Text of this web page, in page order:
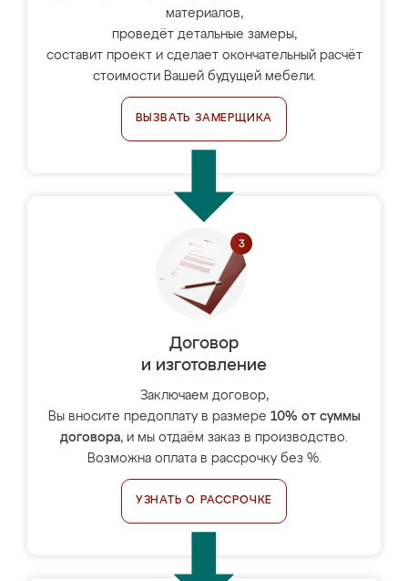
материалов,
проведёт детальные замеры,
составит проект и сделает окончательный расчёт
стоимости Вашей будущей мебели.
ВЫЗВАТЬ ЗАМЕРЩИКА
Договор
и изготовление
Заключаем договор,
Вы вносите предоплату в размере 10% от суммы
договора, и мы отдаём заказ в производство.
Возможна оплата в рассрочку без %.
УЗНАТЬ О РАССРОЧКЕ